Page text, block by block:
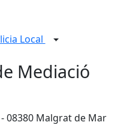
Local
Mediació
08380 Malgrat de Mar